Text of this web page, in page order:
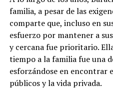
familia, a pesar de las
comparte que, incluso en
esfuerzo por mantener a
y cercana fue prioritario.
tiempo a la familia fue una
esforzándose en encontrar
públicos y la vida privada.